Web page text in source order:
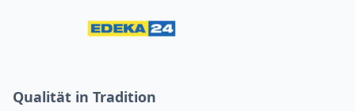
Qualität in Tradition